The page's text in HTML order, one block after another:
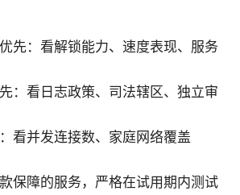
先：看解锁能力、速度表现、服务
：看日志政策、司法辖区、独立审
看并发连接数、家庭网络覆盖
保障的服务，严格在试用期内测试